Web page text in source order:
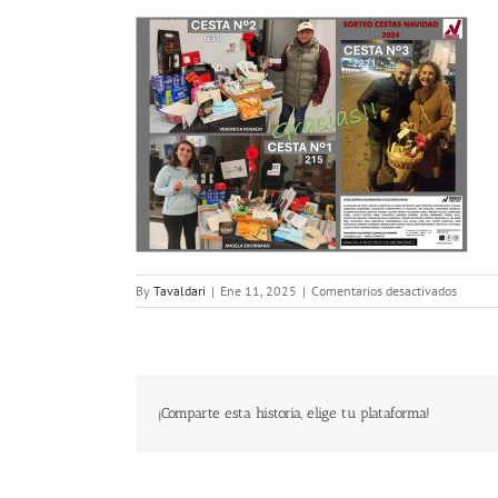
By Tavaldari | Ene 11, 2025 | Comentarios desactivadosen
¡Comparte esta historia, elige tu plataforma!